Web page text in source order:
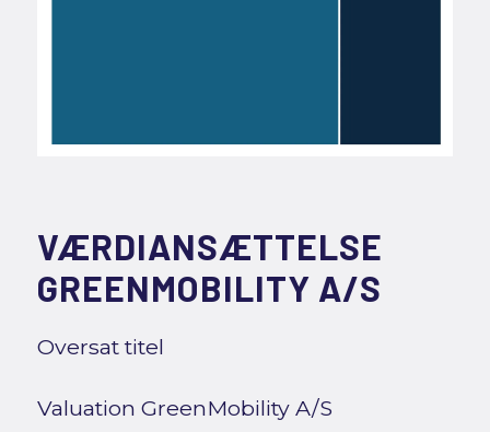
VÆRDIANSÆTTELSE
GREENMOBILITY A/S
Oversat titel
Valuation GreenMobility A/S